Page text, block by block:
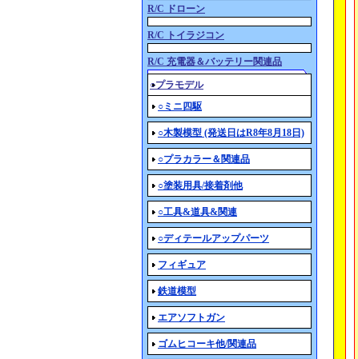
R/C ドローン
R/C トイラジコン
R/C 充電器＆バッテリー関連品
○プラモデル
○ミニ四駆
○木製模型 (発送日はR8年8月18日)
○プラカラー＆関連品
○塗装用具/接着剤他
○工具&道具&関連
○ディテールアップパーツ
フィギュア
鉄道模型
エアソフトガン
ゴムヒコーキ他/関連品